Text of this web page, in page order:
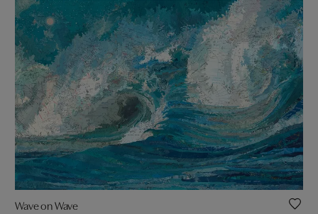
Wave on Wave